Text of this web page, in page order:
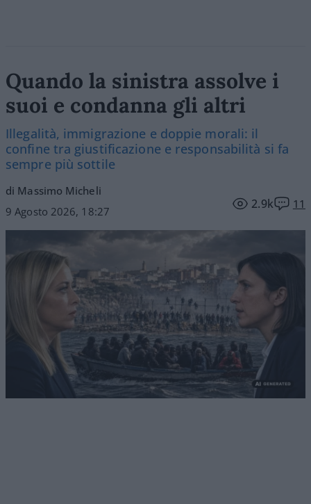
Quando la sinistra assolve i
suoi e condanna gli altri
Illegalità, immigrazione e doppie morali: il
confine tra giustificazione e responsabilità si fa
sempre più sottile
di Massimo Micheli
9 Agosto 2026, 18:27
2.9k 11